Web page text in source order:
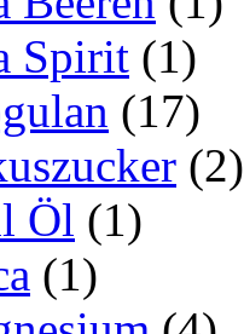
Spirit (1)
(17)
(2)
Öl (1)
(1)